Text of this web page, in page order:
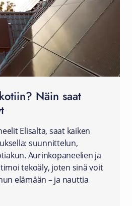
Näin saat
Elisalta, saat kaiken
suunnittelun,
Aurinkopaneelien ja
tekoäly, joten sinä voit
elämään – ja nauttia